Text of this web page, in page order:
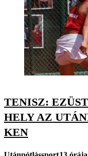
TENISZ:
HELY AZ
KEN